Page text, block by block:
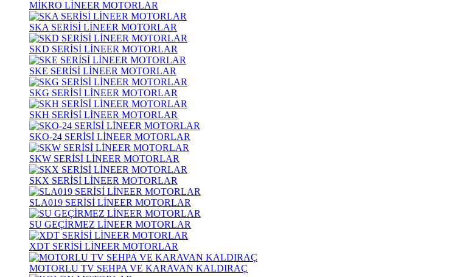
MİKRO LİNEER MOTORLAR
SKA SERİSİ LİNEER MOTORLAR
SKD SERİSİ LİNEER MOTORLAR
SKE SERİSİ LİNEER MOTORLAR
SKG SERİSİ LİNEER MOTORLAR
SKH SERİSİ LİNEER MOTORLAR
SKO-24 SERİSİ LİNEER MOTORLAR
SKW SERİSİ LİNEER MOTORLAR
SKX SERİSİ LİNEER MOTORLAR
SLA019 SERİSİ LİNEER MOTORLAR
SU GEÇİRMEZ LİNEER MOTORLAR
XDT SERİSİ LİNEER MOTORLAR
MOTORLU TV SEHPA VE KARAVAN KALDIRAÇ